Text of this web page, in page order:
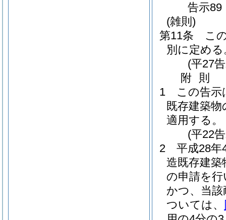
告示89
(雑則)
第11条
こ
別に定める
(平27
附 則
1
この告示
既存建築
適用する。
(平22
2
平成28年
造既存建
の申請を
かつ、当
ついては、